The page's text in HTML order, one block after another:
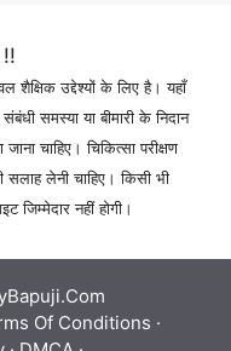
उद्देश्यों के लिए है। यहाँ
समस्या या बीमारी के निदान
चाहिए। चिकित्सा परीक्षण
लेनी चाहिए। किसी भी
जिम्मेदार नहीं होगी।
Of Conditions ·